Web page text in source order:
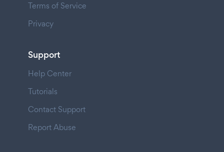
Terms of Service
Privacy
Support
Help Center
Tutorials
Contact Support
Report Abuse